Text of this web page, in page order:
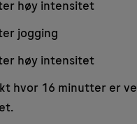
høy intensitet
jogging
høy intensitet
hvor 16 minutter er